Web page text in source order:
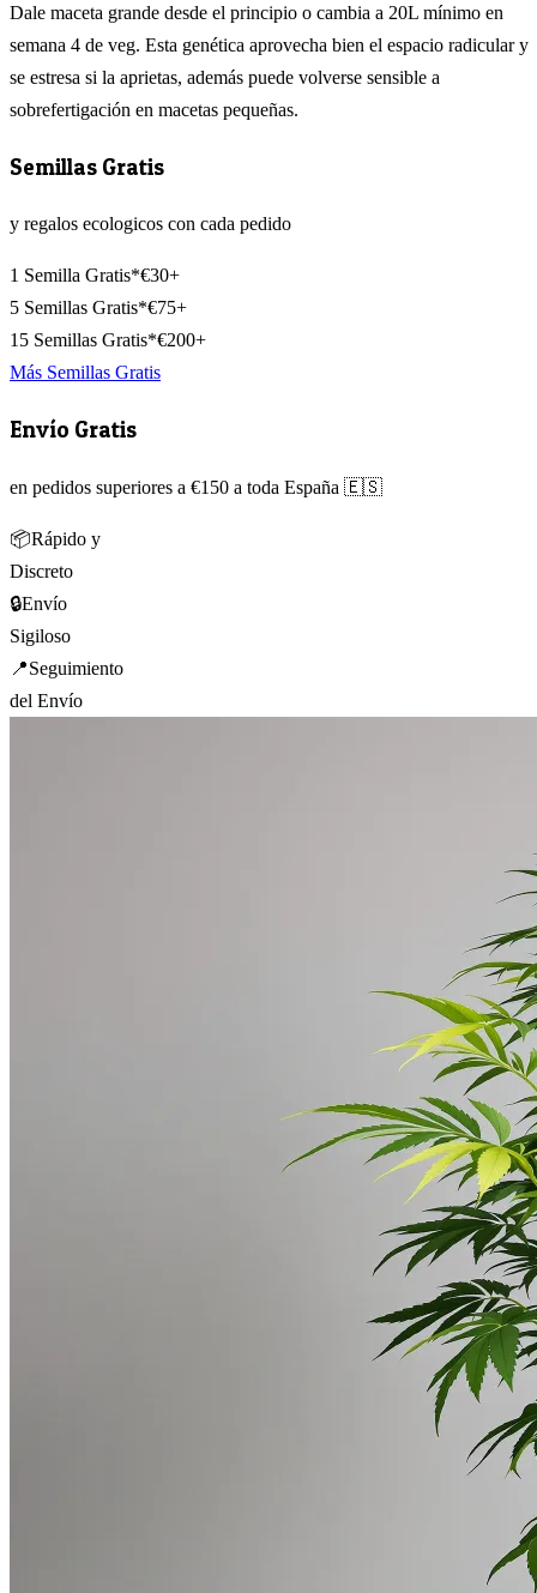
Dale maceta grande desde el principio o cambia a 20L mínimo en
semana 4 de veg. Esta genética aprovecha bien el espacio radicular y
se estresa si la aprietas, además puede volverse sensible a
sobrefertigación en macetas pequeñas.
Semillas Gratis
y regalos ecologicos con cada pedido
1 Semilla Gratis*€30+
5 Semillas Gratis*€75+
15 Semillas Gratis*€200+
Más Semillas Gratis
Envío Gratis
en pedidos superiores a €150 a toda España 🇪🇸
📦Rápido y
Discreto
🔒Envío
Sigiloso
📍Seguimiento
del Envío